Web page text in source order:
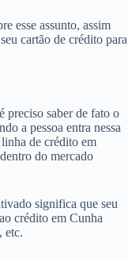
esse assunto, assim
cartão de crédito para
preciso saber de fato o
a pessoa entra nessa
de crédito em
do mercado
significa que seu
crédito em Cunha
etc.